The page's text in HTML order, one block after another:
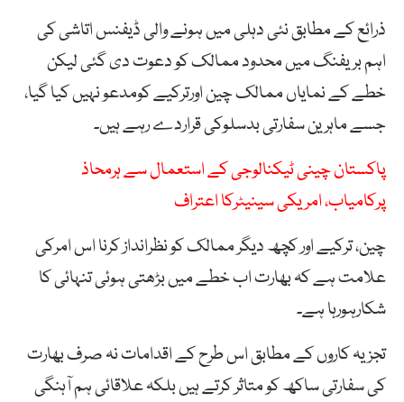
ذرائع کے مطابق نئی دہلی میں ہونے والی ڈیفنس اتاشی کی
اہم بریفنگ میں محدود ممالک کو دعوت دی گئی لیکن
خطے کے نمایاں ممالک چین اورترکیے کومدعو نہیں کیا گیا،
جسے ماہرین سفارتی بدسلوکی قراردے رہے ہیں۔
پاکستان چینی ٹیکنالوجی کے استعمال سے ہرمحاذ
پرکامیاب، امریکی سینیٹرکا اعتراف
چین، ترکیے اور کچھ دیگر ممالک کو نظرانداز کرنا اس امرکی
علامت ہے کہ بھارت اب خطے میں بڑھتی ہوئی تنہائی کا
شکارہورہا ہے۔
تجزیہ کاروں کے مطابق اس طرح کے اقدامات نہ صرف بھارت
کی سفارتی ساکھ کو متاثر کرتے ہیں بلکہ علاقائی ہم آہنگی